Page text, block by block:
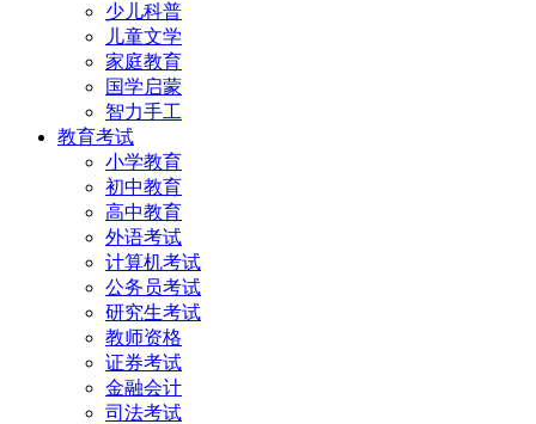
少儿科普
儿童文学
家庭教育
国学启蒙
智力手工
教育考试
小学教育
初中教育
高中教育
外语考试
计算机考试
公务员考试
研究生考试
教师资格
证券考试
金融会计
司法考试